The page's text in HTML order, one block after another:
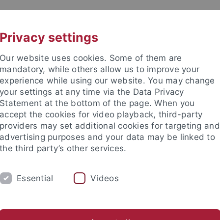
Archäologie des
AKTUELLES
Privacy settings
Our website uses cookies. Some of them are
mandatory, while others allow us to improve your
experience while using our website. You may change
your settings at any time via the Data Privacy
Statement at the bottom of the page. When you
accept the cookies for video playback, third-party
providers may set additional cookies for targeting and
advertising purposes and your data may be linked to
the third party’s other services.
Essential Videos